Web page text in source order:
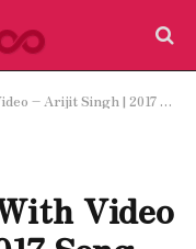
– Arijit Singh | 2017 Song
Video